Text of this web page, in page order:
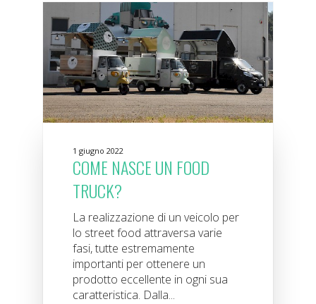
1 giugno 2022
COME NASCE UN FOOD
TRUCK?
La realizzazione di un veicolo per
lo street food attraversa varie
fasi, tutte estremamente
importanti per ottenere un
prodotto eccellente in ogni sua
caratteristica. Dalla...